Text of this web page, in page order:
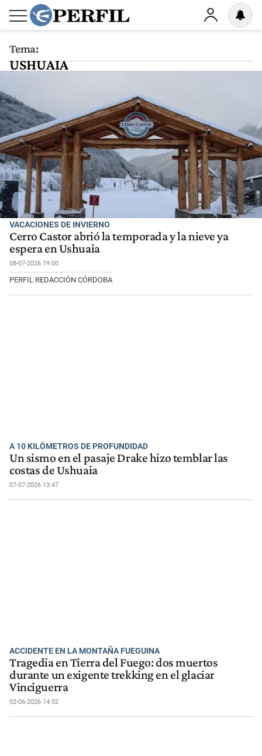
Tema:
USHUAIA
VACACIONES DE INVIERNO
Cerro Castor abrió la temporada y la nieve ya
espera en Ushuaia
08-07-2026 19:00
PERFIL REDACCIÓN CÓRDOBA
A 10 KILÓMETROS DE PROFUNDIDAD
Un sismo en el pasaje Drake hizo temblar las
costas de Ushuaia
07-07-2026 13:47
ACCIDENTE EN LA MONTAÑA FUEGUINA
Tragedia en Tierra del Fuego: dos muertos
durante un exigente trekking en el glaciar
Vinciguerra
02-06-2026 14:52